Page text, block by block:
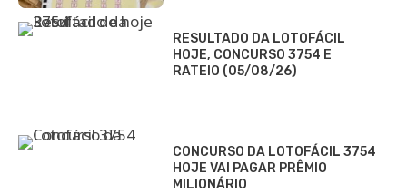
RESULTADO DA LOTOFÁCIL
HOJE, CONCURSO 3754 E
RATEIO (05/08/26)
CONCURSO DA LOTOFÁCIL 3754
HOJE VAI PAGAR PRÊMIO
MILIONÁRIO